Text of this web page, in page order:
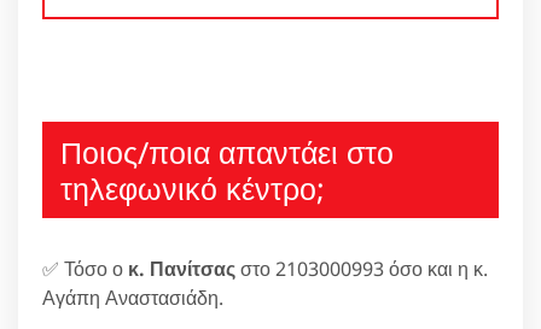
Ποιος/ποια απαντάει στο
τηλεφωνικό κέντρο;
✅ Τόσο ο κ. Πανίτσαςστο 2103000993 όσο και η κ.
Αγάπη Αναστασιάδη.